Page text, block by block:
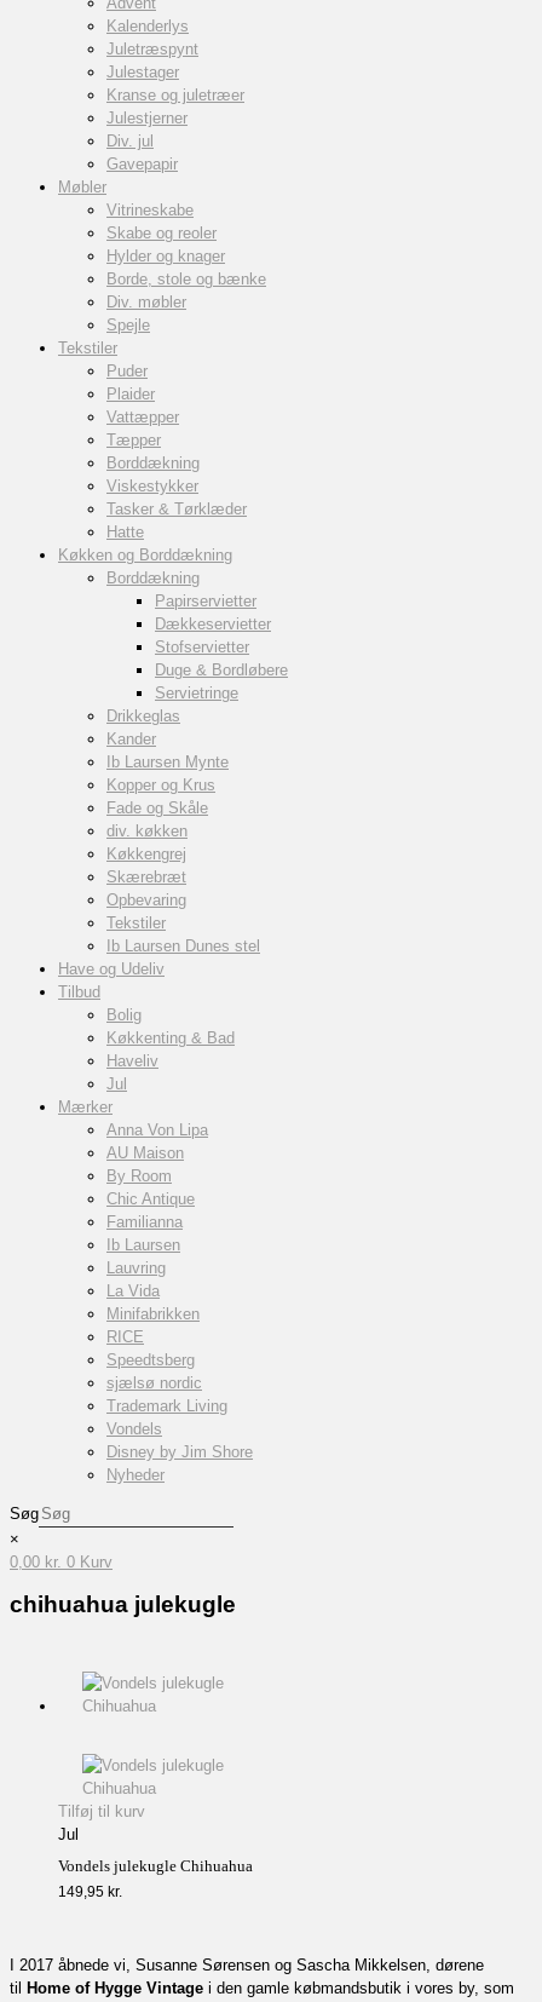
Kalenderlys
Juletræspynt
Julestager
Kranse og juletræer
Julestjerner
Div. jul
Gavepapir
Møbler
Vitrineskabe
Skabe og reoler
Hylder og knager
Borde, stole og bænke
Div. møbler
Spejle
Tekstiler
Puder
Plaider
Vattæpper
Tæpper
Borddækning
Viskestykker
Tasker & Tørklæder
Hatte
Køkken og Borddækning
Borddækning
Papirservietter
Dækkeservietter
Stofservietter
Duge & Bordløbere
Servietringe
Drikkeglas
Kander
Ib Laursen Mynte
Kopper og Krus
Fade og Skåle
div. køkken
Køkkengrej
Skærebræt
Opbevaring
Tekstiler
Ib Laursen Dunes stel
Have og Udeliv
Tilbud
Bolig
Køkkenting & Bad
Haveliv
Jul
Mærker
Anna Von Lipa
AU Maison
By Room
Chic Antique
Familianna
Ib Laursen
Lauvring
La Vida
Minifabrikken
RICE
Speedtsberg
sjælsø nordic
Trademark Living
Vondels
Disney by Jim Shore
Nyheder
Søg
×
0,00 kr. 0 Kurv
chihuahua julekugle
Tilføj til kurv
Jul
Vondels julekugle Chihuahua
149,95 kr.
I 2017 åbnede vi, Susanne Sørensen og Sascha Mikkelsen, dørene
til
Home of Hygge Vintage i den gamle købmandsbutik i vores by, som